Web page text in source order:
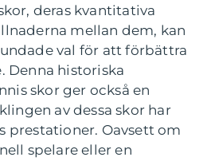
deras kvantitativa
mellan dem, kan
val för att förbättra
Denna historiska
skor ger också en
av dessa skor har
prestationer. Oavsett om
spelare eller en